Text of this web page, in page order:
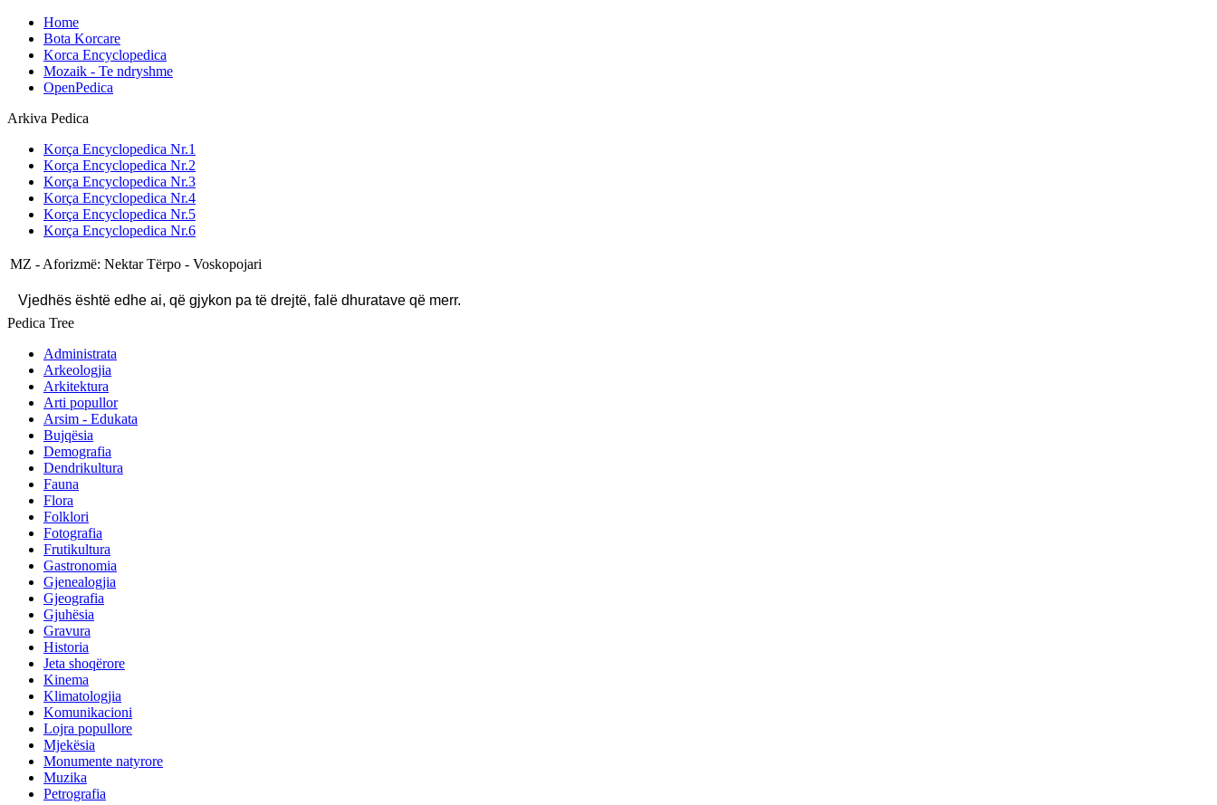
Home
Bota Korcare
Korca Encyclopedica
Mozaik - Te ndryshme
OpenPedica
Arkiva Pedica
Korça Encyclopedica Nr.1
Korça Encyclopedica Nr.2
Korça Encyclopedica Nr.3
Korça Encyclopedica Nr.4
Korça Encyclopedica Nr.5
Korça Encyclopedica Nr.6
MZ - Aforizmë: Nektar Tërpo - Voskopojari
Vjedhës është edhe ai, që gjykon pa të drejtë, falë dhuratave që merr.
Pedica Tree
Administrata
Arkeologjia
Arkitektura
Arti popullor
Arsim - Edukata
Bujqësia
Demografia
Dendrikultura
Fauna
Flora
Folklori
Fotografia
Frutikultura
Gastronomia
Gjenealogjia
Gjeografia
Gjuhësia
Gravura
Historia
Jeta shoqërore
Kinema
Klimatologjia
Komunikacioni
Lojra popullore
Mjekësia
Monumente natyrore
Muzika
Petrografia